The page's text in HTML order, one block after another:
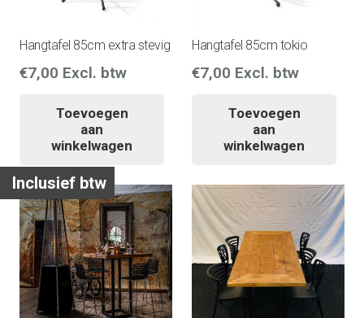
Inclusief btw
Hangtafel 85cm extra stevig
€7,00 Excl. btw
Toevoegen
aan
winkelwagen
Hangtafel 85cm tokio
€7,00 Excl. btw
Toevoegen
aan
winkelwagen